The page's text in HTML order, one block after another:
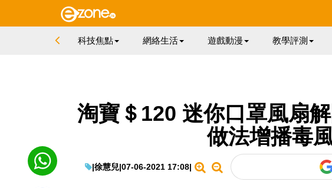
科技焦點 網絡生活 遊戲動漫 教學評測
淘寶＄120 迷你口罩風扇
做法增播毒
|徐慧兒|07-06-2021 17:08|